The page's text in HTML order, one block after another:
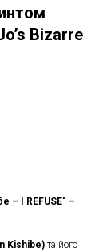
Bizarre
– I REFUSE" –
Kishibe) та його